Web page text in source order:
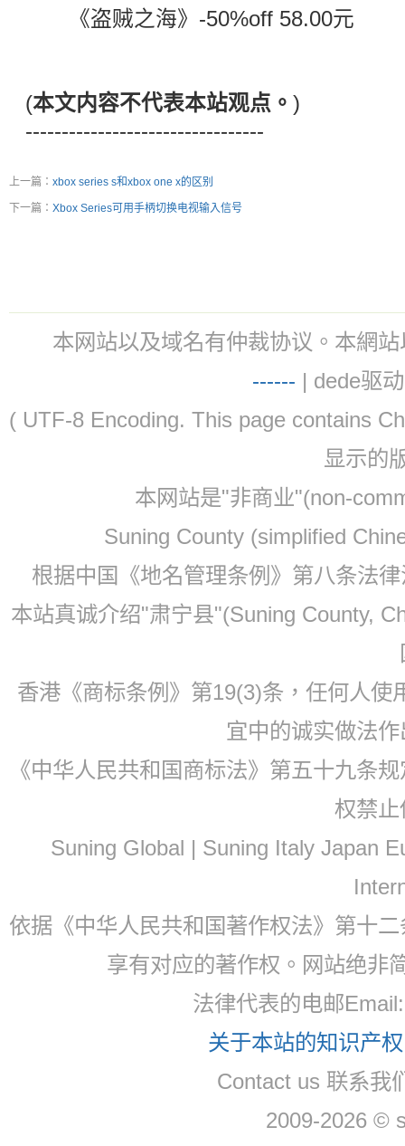
《盗贼之海》-50%off 58.00元
(本文内容不代表本站观点。 )
---------------------------------
上一篇： xbox series s和xbox one x的区别
下一篇： Xbox Series可用手柄切换电视输入信号
本网站以及域名有仲裁协议。本網
------ | dede驱
( UTF-8 Encoding. This page contains
显示的
本网站是"非商业"(non-
Suning County (simplified
根据中国《地名管理条例》第八条法
本站真诚介绍"肃宁县"(Suning County,
香港《商标条例》第19(3)条，任何人
宜中的诚实做法
《中华人民共和国商标法》第五十九条
权禁
Suning Global | Suning Italy Japan
依据《中华人民共和国著作权法》第十
享有对应的著作权。网站绝非
法律代表的电邮
关于本站的知识产
Contact us 联系我
2009-2026 ©